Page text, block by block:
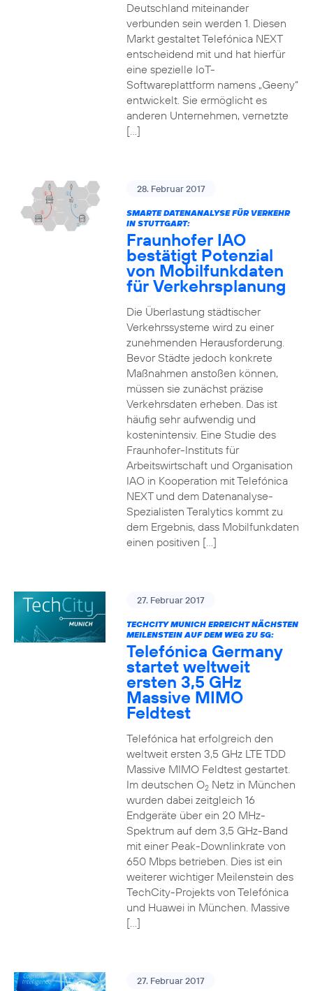
Deutschland miteinander
verbunden sein werden 1. Diesen
Markt gestaltet Telefónica NEXT
entscheidend mit und hat hierfür
eine spezielle IoT-
Softwareplattform namens „Geeny“
entwickelt. Sie ermöglicht es
anderen Unternehmen, vernetzte
[…]
28. Februar 2017
SMARTE DATENANALYSE FÜR VERKEHR
IN STUTTGART:
Fraunhofer IAO
bestätigt Potenzial
von Mobilfunkdaten
für Verkehrsplanung
Die Überlastung städtischer
Verkehrssysteme wird zu einer
zunehmenden Herausforderung.
Bevor Städte jedoch konkrete
Maßnahmen anstoßen können,
müssen sie zunächst präzise
Verkehrsdaten erheben. Das ist
häufig sehr aufwendig und
kostenintensiv. Eine Studie des
Fraunhofer-Instituts für
Arbeitswirtschaft und Organisation
IAO in Kooperation mit Telefónica
NEXT und dem Datenanalyse-
Spezialisten Teralytics kommt zu
dem Ergebnis, dass Mobilfunkdaten
einen positiven […]
27. Februar 2017
TECHCITY MUNICH ERREICHT NÄCHSTEN
MEILENSTEIN AUF DEM WEG ZU 5G:
Telefónica Germany
startet weltweit
ersten 3,5 GHz
Massive MIMO
Feldtest
Telefónica hat erfolgreich den
weltweit ersten 3,5 GHz LTE TDD
Massive MIMO Feldtest gestartet.
Im deutschen O2Netz in München
wurden dabei zeitgleich 16
Endgeräte über ein 20 MHz-
Spektrum auf dem 3,5 GHz-Band
mit einer Peak-Downlinkrate von
650 Mbps betrieben. Dies ist ein
weiterer wichtiger Meilenstein des
TechCity-Projekts von Telefónica
und Huawei in München. Massive
[…]
27. Februar 2017